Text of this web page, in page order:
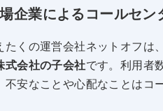
企業によるコールセン
たくの運営会社ネットオフは
式会社の子会社です。利用者
不安なことや心配なことはコ